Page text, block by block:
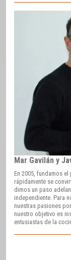
Mar Gavilán y
En 2005, fundamos
rápidamente se
dimos un paso
independiente. Para
nuestras pasiones
nuestro objetivo es
entusiastas de la